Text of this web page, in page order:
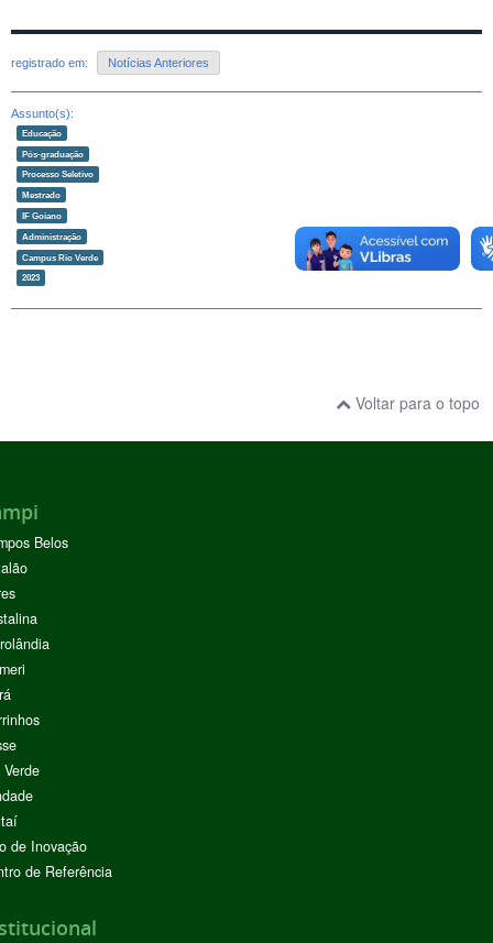
registrado em: Notícias Anteriores
Assunto(s):
Educação
Pós-graduação
Processo Seletivo
Mestrado
IF Goiano
Administração
Campus Rio Verde
2023
Voltar para o topo
Belos
de Inovação
de Referência